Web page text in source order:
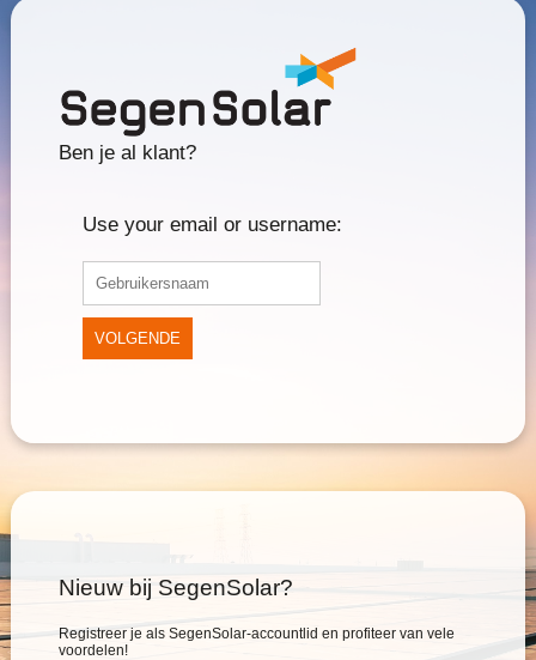
Ben je al klant?
Use your email or username:
VOLGENDE
Nieuw bij SegenSolar?
Registreer je als SegenSolar-accountlid en profiteer van vele
voordelen!